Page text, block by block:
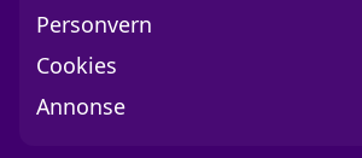
Personvern
Cookies
Annonse